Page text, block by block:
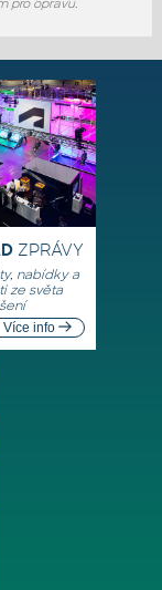
ZPRÁVY
nabídky a
ze světa
Více info